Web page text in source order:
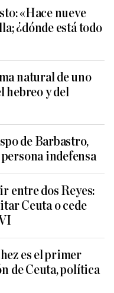
«Hace nueve
¿dónde está todo
natural de uno
hebreo y del
de Barbastro,
indefensa
entre dos Reyes:
Ceuta o cede
es el primer
de Ceuta, política